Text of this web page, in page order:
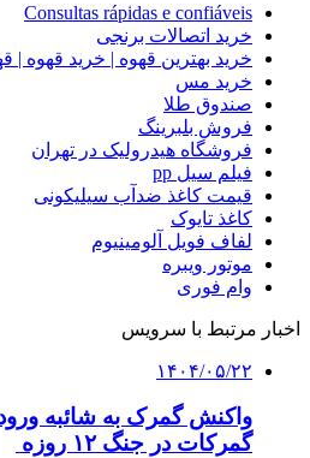
Consultas rápidas e confiáveis
خرید اتصالات برنجی
خرید بهترین قهوه | خرید قهوه |
خرید مس
صندوق طلا
فروش بلبرینگ
فروشگاه هیدرولیک در تهران
فیلم سیل pp
قیمت کاغذ ضدآب سیلیکونی
کاغذ تایوک
لفاف فویل آلومینیوم
موتور ویبره
وام فوری
اخبار مرتبط با سرویس
۱۴۰۴/۰۵/۲۲
واکنش گمرک به شائبه
گمرکات در جنگ ۱۲ روزه